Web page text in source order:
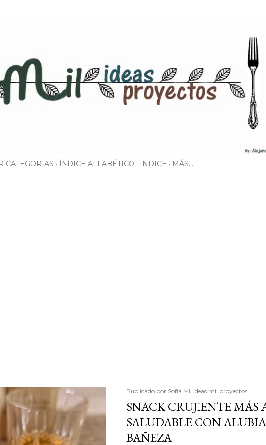
CATEGORIAS ÍNDICE ALFABÉTICO INDICE MÁS…
Publicado por Sofía Mil ideas mil proyectos
SNACK CRUJIENTE MÁS
SALUDABLE CON
BAÑEZA